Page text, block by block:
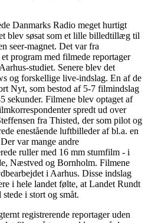
Danmarks Radio meget hurtigt
blev søsat som et lille billedtillæg til
seer-magnet. Det var fra
program med filmede reportager
studiet. Senere blev det
og forskellige live-indslag. En af de
Nyt, som bestod af 5-7 filmindslag
sekunder. Filmene blev optaget af
spredt ud over
fra Thisted, der som pilot og
enestående luftbilleder af bl.a. en
var mange andre
ruller med 16 mm stumfilm - i
Næstved og Bornholm. Filmene
i Aarhus. Disse indslag
i hele landet følte, at Landet Rundt
i stort og småt.
registrerende reportager uden